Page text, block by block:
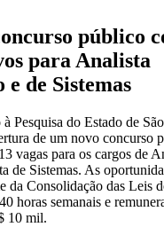
público
para Analista
de Sistemas
Pesquisa do Estado de
de um novo concurso
vagas para os cargos de
de Sistemas. As
da Consolidação das Leis
horas semanais e
10 mil.